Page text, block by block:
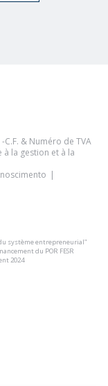
C.F. & Numéro de TVA
à la gestion et à la
système entrepreneurial"
du POR FESR
2024